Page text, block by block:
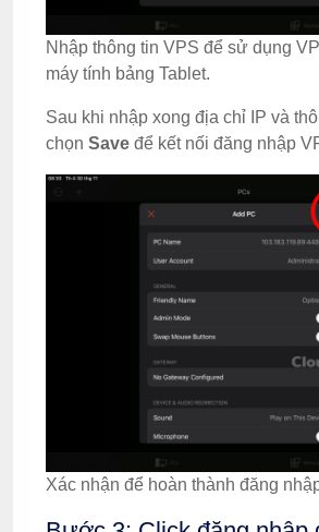
Nhập thông tin VPS để sử dụng
máy tính bảng Tablet.
Sau khi nhập xong địa chỉ IP và
chọn Save để kết nối đăng nhập
Xác nhận để hoàn thành đăng